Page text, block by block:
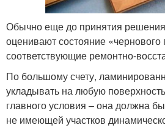
Обычно еще до принятия
оценивают состояние
соответствующие ремонтно-
По большому счету,
укладывать на любую
главного условия – она должна
не имеющей участков